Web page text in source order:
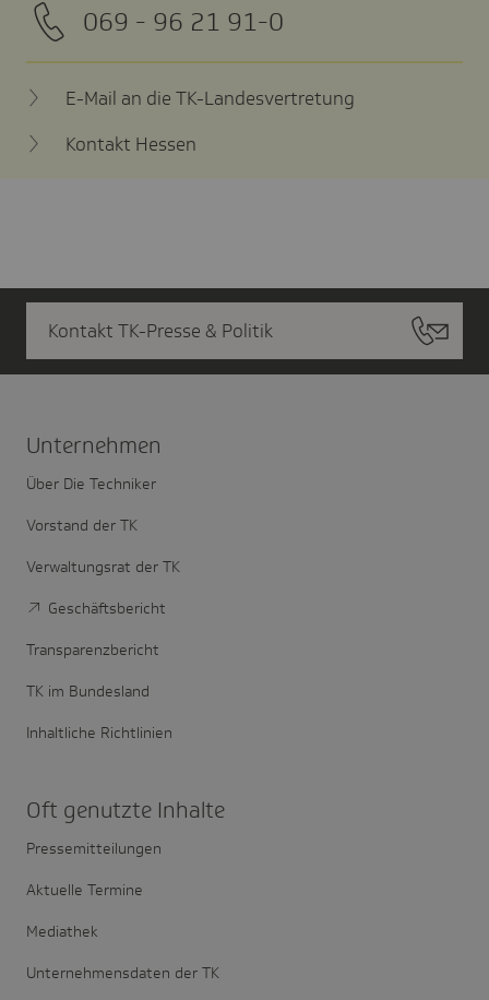
069 - 96 21 91-0
E-Mail an die TK-Landesvertretung
Kontakt Hessen
Kontakt TK-Presse & Politik
Unter­nehmen
Über Die Techniker
Vorstand der TK
Verwaltungsrat der TK
Geschäftsbericht
Transparenzbericht
TK im Bundesland
Inhaltliche Richtlinien
Oft genutzte Inhalte
Pressemitteilungen
Aktuelle Termine
Mediathek
Unternehmensdaten der TK